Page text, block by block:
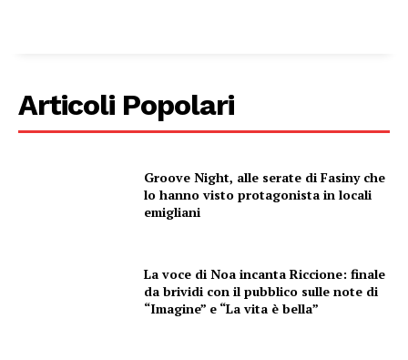
Articoli Popolari
Groove Night, alle serate di Fasiny che
lo hanno visto protagonista in locali
emigliani
La voce di Noa incanta Riccione: finale
da brividi con il pubblico sulle note di
“Imagine” e “La vita è bella”